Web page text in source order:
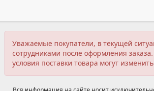
Уважаемые покупатели, в текущей
сотрудниками после оформления
условия поставки товара могут